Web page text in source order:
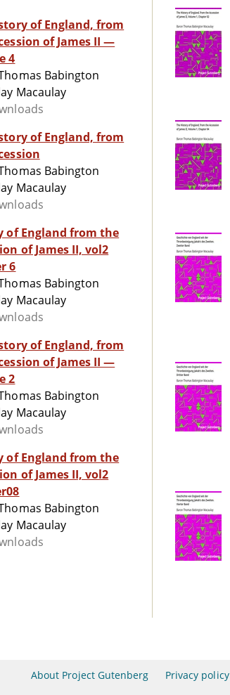
of England, from
of James II —
4
Babington
Macaulay
of England, from
Babington
Macaulay
of England from the
of James II, vol2
6
Babington
Macaulay
of England, from
of James II —
2
Babington
Macaulay
of England from the
of James II, vol2
Babington
Macaulay
About Project Gutenberg Privacy policy